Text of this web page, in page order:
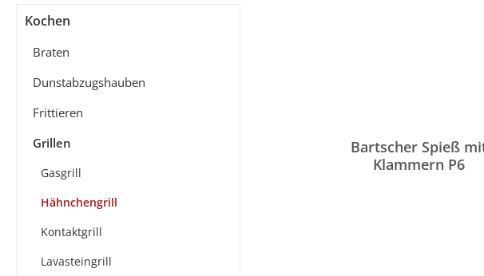
Kochen
Braten
Dunstabzugshauben
Frittieren
Grillen
Gasgrill
Hähnchengrill
Kontaktgrill
Lavasteingrill
Bartscher Spieß
Klammern P6